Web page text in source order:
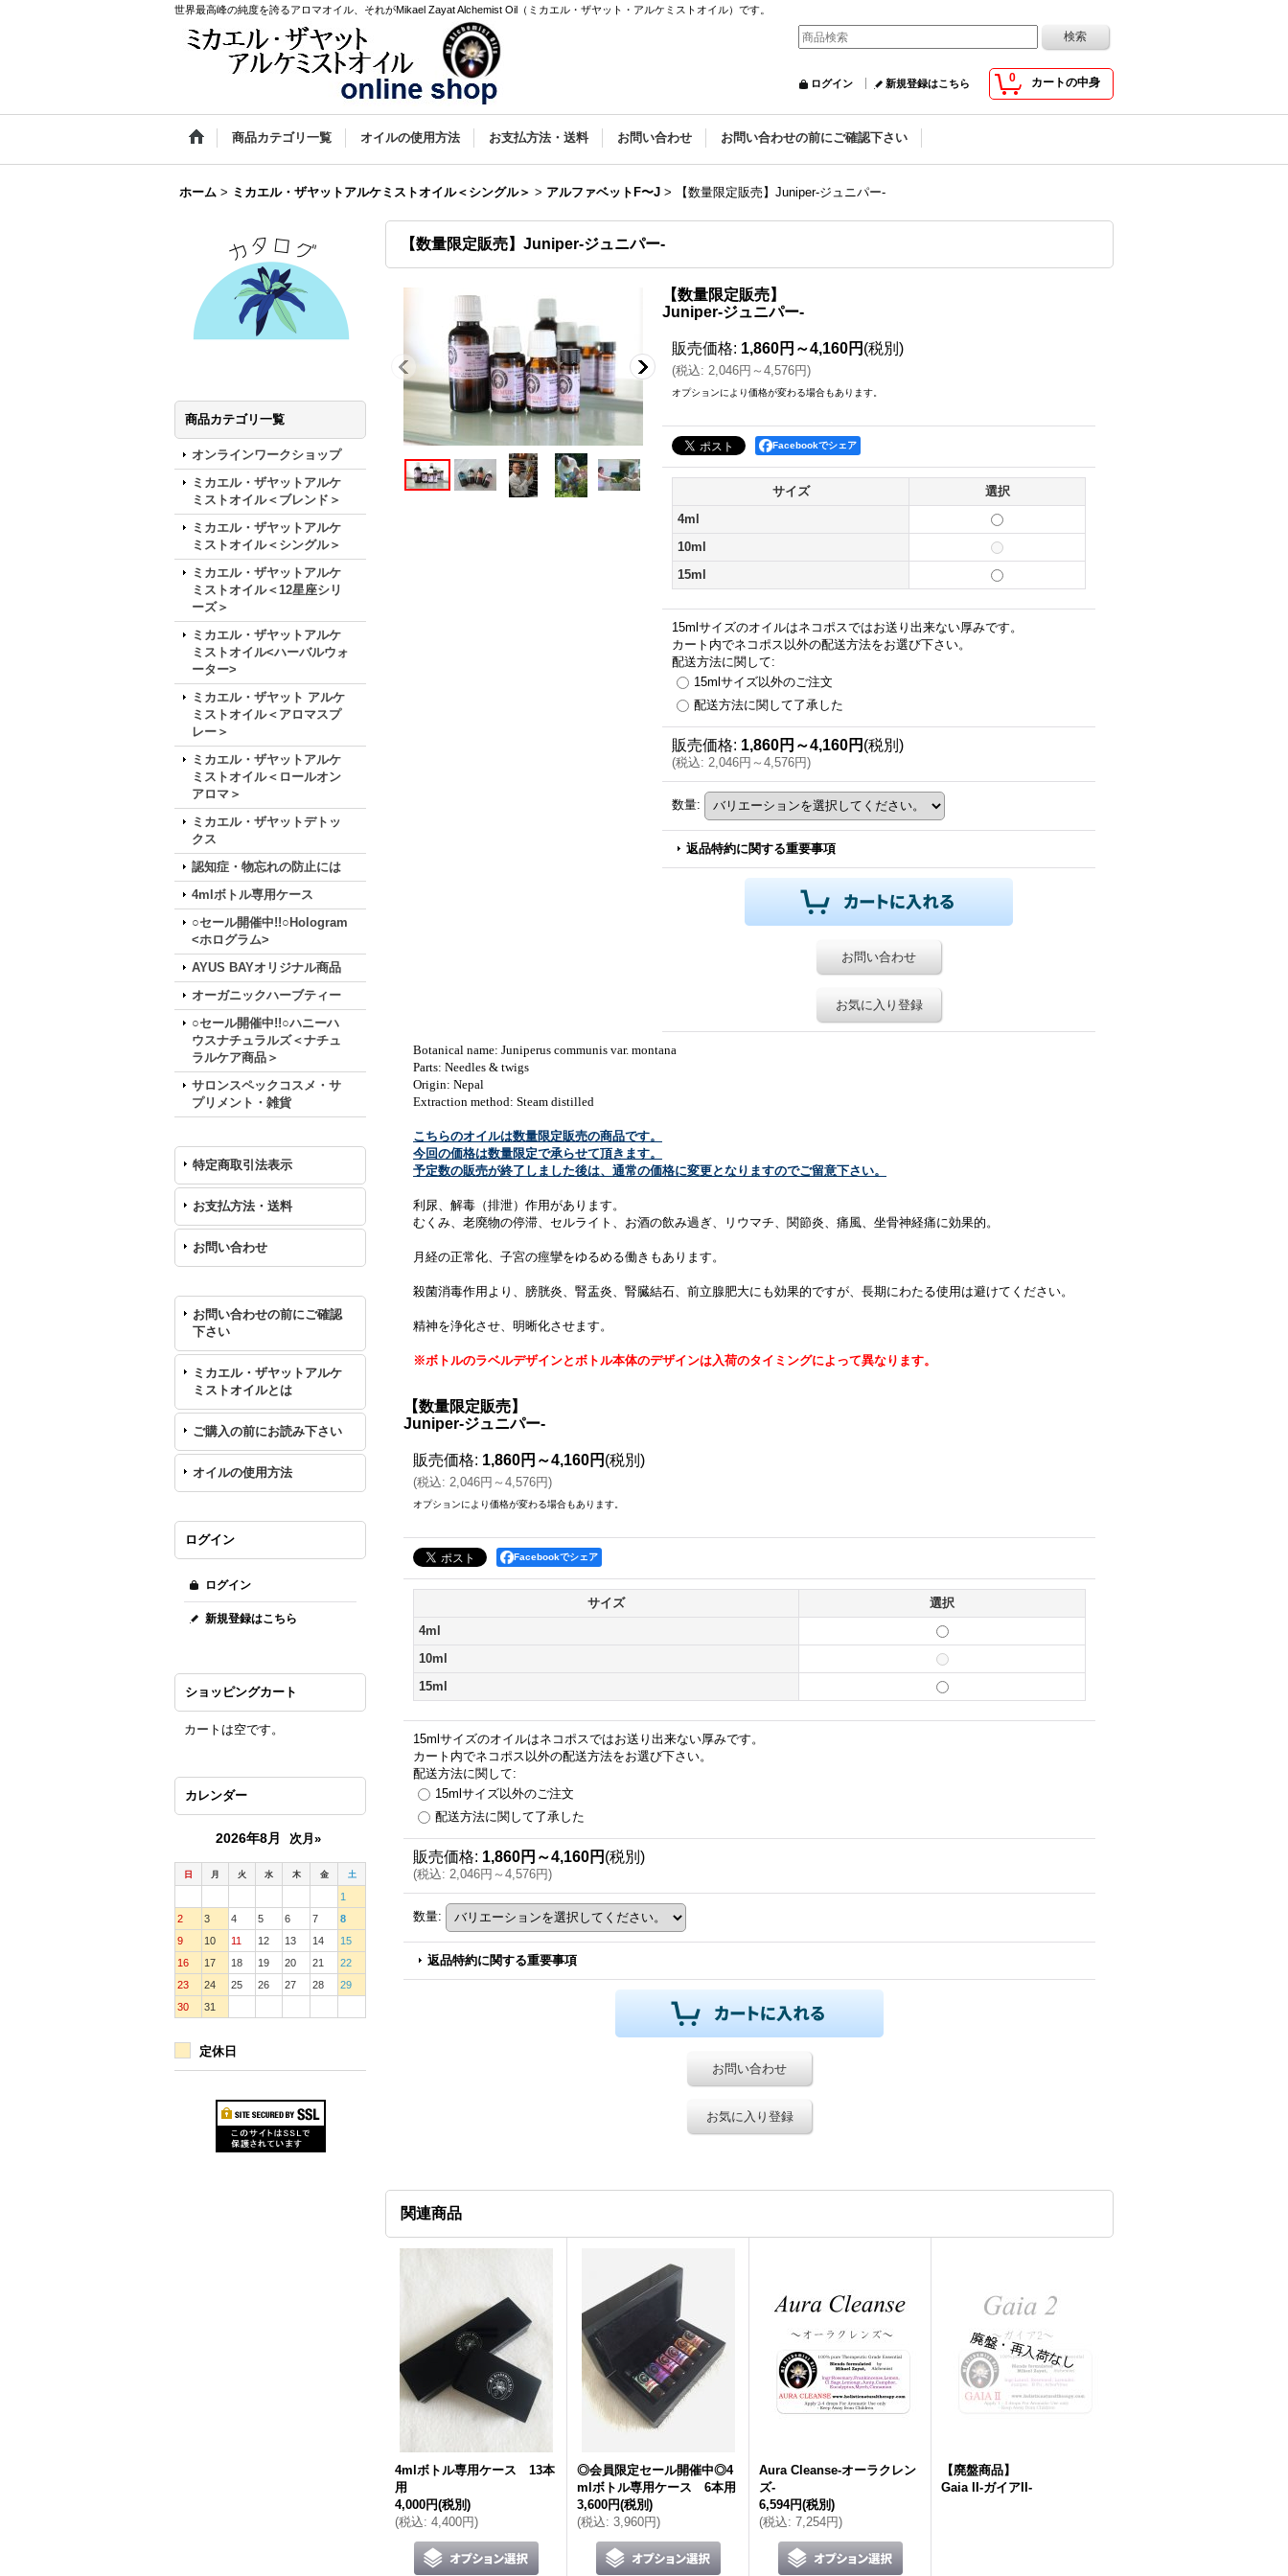
世界最高峰の純度を誇るアロマオイル、それがMikael Zayat Alchemist Oil（ミカエル・ザヤット・アルケミストオイル）です。
0 カートの中身
ログイン 新規登録はこちら
商品カテゴリ一覧 オイルの使用方法 お支払方法・送料 お問い合わせ お問い合わせの前にご確認下さい
ホーム > ミカエル・ザヤットアルケミストオイル＜シングル＞ > アルファベットF〜J > 【数量限定販売】Juniper-ジュニパー-
商品カテゴリ一覧
オンラインワークショップ
ミカエル・ザヤットアルケ
ミストオイル＜ブレンド＞
ミカエル・ザヤットアルケ
ミストオイル＜シングル＞
ミカエル・ザヤットアルケ
ミストオイル＜12星座シリ
ーズ＞
ミカエル・ザヤットアルケ
ミストオイル<ハーバルウォ
ーター>
ミカエル・ザヤット アルケ
ミストオイル＜アロマスプ
レー＞
ミカエル・ザヤットアルケ
ミストオイル＜ロールオン
アロマ＞
ミカエル・ザヤットデトッ
クス
認知症・物忘れの防止には
4mlボトル専用ケース
○セール開催中!!○Hologram
<ホログラム>
AYUS BAYオリジナル商品
オーガニックハーブティー
○セール開催中!!○ハニーハ
ウスナチュラルズ＜ナチュ
ラルケア商品＞
サロンスペックコスメ・サ
プリメント・雑貨
特定商取引法表示
お支払方法・送料
お問い合わせ
お問い合わせの前にご確認
下さい
ミカエル・ザヤットアルケ
ミストオイルとは
ご購入の前にお読み下さい
オイルの使用方法
ログイン
ログイン
新規登録はこちら
ショッピングカート
カートは空です。
カレンダー
2026年8月 次月»
日 月 火 水 木 金 土
1
2
3 4 5 6 7
8
9
10 11 12 13 14
15
16
17 18 19 20 21
22
23
24 25 26 27 28
29
30
31
定休日
【数量限定販売】Juniper-ジュニパー-
【数量限定販売】
Juniper-ジュニパー-
販売価格: 1,860円～4,160円 (税別)
(税込: 2,046円～4,576円)
オプションにより価格が変わる場合もあります。
Facebookでシェア
サイズ
選択
4ml
10ml
15ml
15mlサイズのオイルはネコポスではお送り出来ない厚みです。
カート内でネコポス以外の配送方法をお選び下さい。
配送方法に関して:
15mlサイズ以外のご注文
配送方法に関して了承した
販売価格: 1,860円～4,160円 (税別)
(税込: 2,046円～4,576円)
数量:
返品特約に関する重要事項
お問い合わせ
お気に入り登録
Botanical name: Juniperus communis var. montana
Parts: Needles & twigs
Origin: Nepal
Extraction method: Steam distilled
こちらのオイルは数量限定販売の商品です。
今回の価格は数量限定で承らせて頂きます。
予定数の販売が終了しました後は、通常の価格に変更となりますのでご留意下さい。
利尿、解毒（排泄）作用があります。
むくみ、老廃物の停滞、セルライト、お酒の飲み過ぎ、リウマチ、関節炎、痛風、坐骨神経痛に効果的。
月経の正常化、子宮の痙攣をゆるめる働きもあります。
殺菌消毒作用より、膀胱炎、腎盂炎、腎臓結石、前立腺肥大にも効果的ですが、長期にわたる使用は避けてください。
精神を浄化させ、明晰化させます。
※ボトルのラベルデザインとボトル本体のデザインは入荷のタイミングによって異なります。
【数量限定販売】
Juniper-ジュニパー-
販売価格: 1,860円～4,160円 (税別)
(税込: 2,046円～4,576円)
オプションにより価格が変わる場合もあります。
Facebookでシェア
サイズ
選択
4ml
10ml
15ml
15mlサイズのオイルはネコポスではお送り出来ない厚みです。
カート内でネコポス以外の配送方法をお選び下さい。
配送方法に関して:
15mlサイズ以外のご注文
配送方法に関して了承した
販売価格: 1,860円～4,160円 (税別)
(税込: 2,046円～4,576円)
数量:
返品特約に関する重要事項
お問い合わせ
お気に入り登録
関連商品
4mlボトル専用ケース 13本
用
4,000円(税別)
(税込: 4,400円)
◎会員限定セール開催中◎4
mlボトル専用ケース 6本用
3,600円(税別)
(税込: 3,960円)
Aura Cleanse-オーラクレン
ズ-
6,594円(税別)
(税込: 7,254円)
【廃盤商品】
Gaia II-ガイアII-